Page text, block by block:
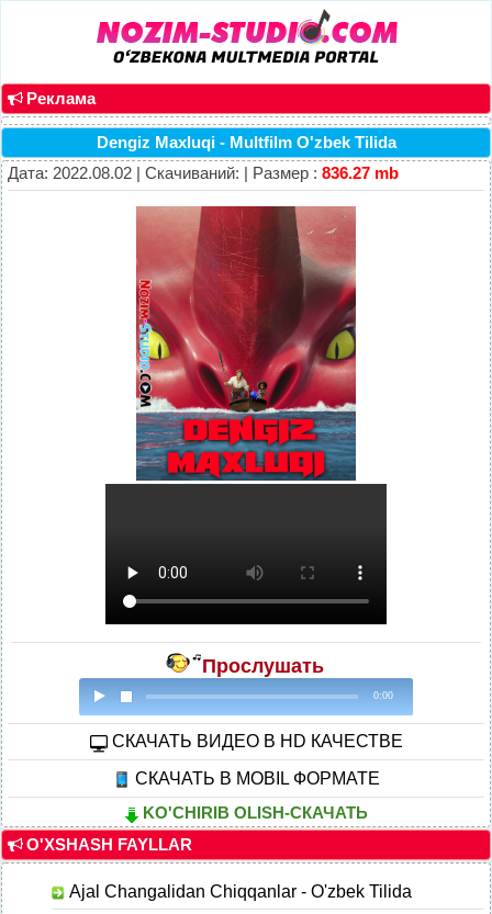
Реклама
Dengiz Maxluqi - Multfilm O'zbek Tilida
Дата: 2022.08.02 | Скачиваний: | Размер : 836.27 mb
Прослушать
0:00
CКАЧАТЬ ВИДЕО В HD КАЧЕСТВЕ
СКАЧАТЬ В MOBIL ФОРМАТЕ
KO'CHIRIB OLISH-СКАЧАТЬ
O'XSHASH FAYLLAR
Ajal Changalidan Chiqqanlar - O'zbek Tilida